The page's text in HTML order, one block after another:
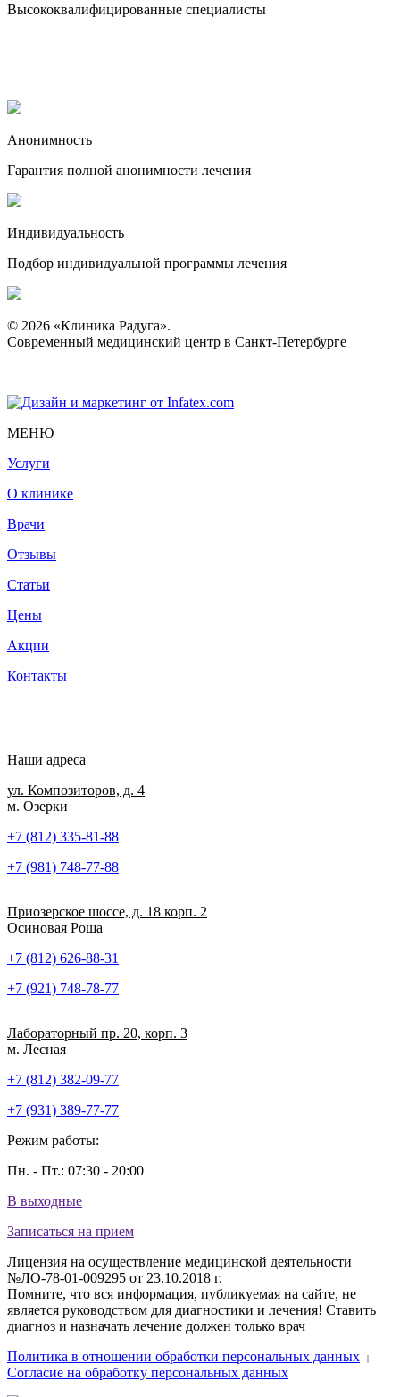
Высококвалифицированные специалисты
Анонимность
Гарантия полной анонимности лечения
Индивидуальность
Подбор индивидуальной программы лечения
© 2026 «Клиника Радуга».
Современный медицинский центр в Санкт-Петербурге
МЕНЮ
Услуги
О клинике
Врачи
Отзывы
Статьи
Цены
Акции
Контакты
Наши адреса
ул. Композиторов, д. 4
м. Озерки
+7 (812) 335-81-88
+7 (981) 748-77-88
Приозерское шоссе, д. 18 корп. 2
Осиновая Роща
+7 (812) 626-88-31
+7 (921) 748-78-77
Лабораторный пр. 20, корп. 3
м. Лесная
+7 (812) 382-09-77
+7 (931) 389-77-77
Режим работы:
Пн. - Пт.: 07:30 - 20:00
В выходные
Записаться на прием
Лицензия на осуществление медицинской деятельности
№ЛО-78-01-009295 от 23.10.2018 г.
Помните, что вся информация, публикуемая на сайте, не
является руководством для диагностики и лечения! Ставить
диагноз и назначать лечение должен только врач
Политика в отношении обработки персональных данных
|
Согласие на обработку персональных данных